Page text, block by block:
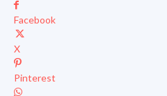
Facebook
X
Pinterest